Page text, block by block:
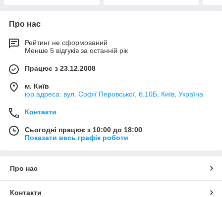
Про нас
Рейтинг не сформований
Менше 5 відгуків за останній рік
Працює з 23.12.2008
м. Київ
юр.адреса: вул. Софії Перовської, б.10Б, Київ, Україна
Контакти
Сьогодні працює з 10:00 до 18:00
Показати весь графік роботи
Про нас
Контакти